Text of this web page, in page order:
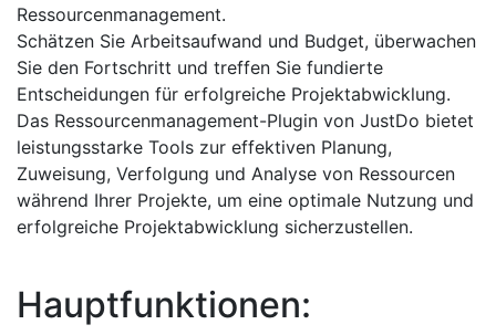
Ressourcenmanagement.
Schätzen Sie Arbeitsaufwand und Budget, überwachen
Sie den Fortschritt und treffen Sie fundierte
Entscheidungen für erfolgreiche Projektabwicklung.
Das Ressourcenmanagement-Plugin von JustDo bietet
leistungsstarke Tools zur effektiven Planung,
Zuweisung, Verfolgung und Analyse von Ressourcen
während Ihrer Projekte, um eine optimale Nutzung und
erfolgreiche Projektabwicklung sicherzustellen.
Hauptfunktionen: